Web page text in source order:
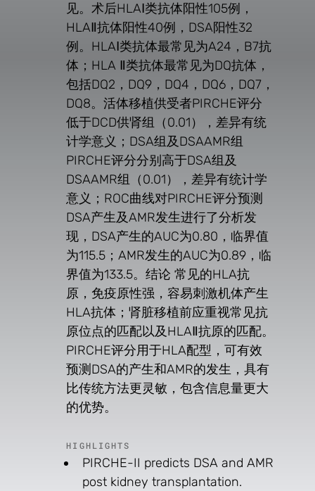
见。术后HLAⅠ类抗体阳性105例，
HLAⅡ抗体阳性40例，DSA阳性32
例。HLAⅠ类抗体最常见为A24，B7抗
体；HLA Ⅱ类抗体最常见为DQ抗体，
包括DQ2，DQ9，DQ4，DQ6，DQ7，
DQ8。活体移植供受者PIRCHE评分
低于DCD供肾组（0.01），差异有统
计学意义；DSA组及DSAAMR组
PIRCHE评分分别高于DSA组及
DSAAMR组（0.01），差异有统计学
意义；ROC曲线对PIRCHE评分预测
DSA产生及AMR发生进行了分析发
现，DSA产生的AUC为0.80，临界值
为115.5；AMR发生的AUC为0.89，临
界值为133.5。结论 常见的HLA抗
原，免疫原性强，容易刺激机体产生
HLA抗体；肾脏移植前应重视常见抗
原位点的匹配以及HLAⅡ抗原的匹配。
PIRCHE评分用于HLA配型，可有效
预测DSA的产生和AMR的发生，具有
比传统方法更灵敏，包含信息量更大
的优势。
HIGHLIGHTS
PIRCHE-II predicts DSA and AMR
post kidney transplantation.